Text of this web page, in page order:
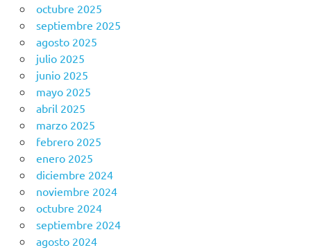
octubre 2025
septiembre 2025
agosto 2025
julio 2025
junio 2025
mayo 2025
abril 2025
marzo 2025
febrero 2025
enero 2025
diciembre 2024
noviembre 2024
octubre 2024
septiembre 2024
agosto 2024